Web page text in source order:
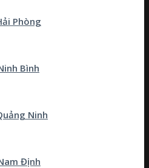
Phòng
Bình
Ninh
Định